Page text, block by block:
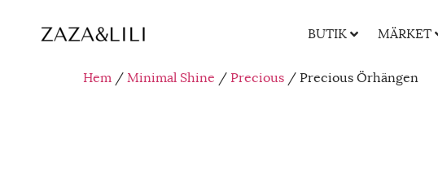
BUTIK MÄRKET
Hem / Minimal Shine / Precious / Precious Örhängen